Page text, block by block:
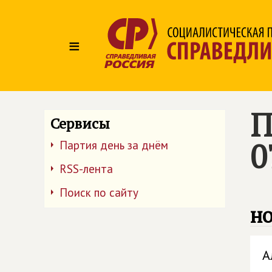
≡
Сервисы
Партия день за днём
RSS-лента
Поиск по сайту